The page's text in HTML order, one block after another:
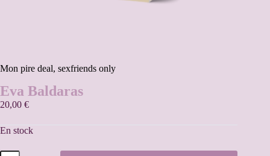
Mon pire deal, sexfriends only
Eva Baldaras
20,00 €
En stock